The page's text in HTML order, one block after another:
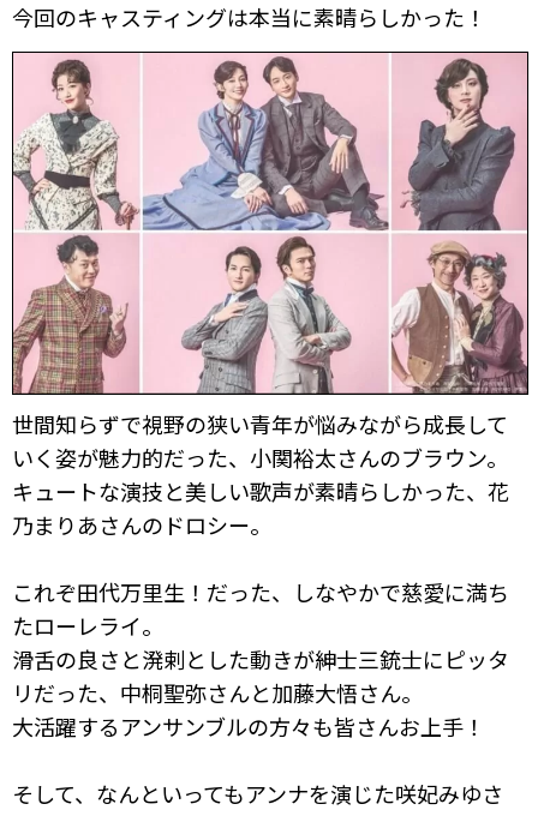
今回のキャスティングは本当に素晴らしかった！
世間知らずで視野の狭い青年が悩みながら成長して
いく姿が魅力的だった、小関裕太さんのブラウン。
キュートな演技と美しい歌声が素晴らしかった、花
乃まりあさんのドロシー。
これぞ田代万里生！だった、しなやかで慈愛に満ち
たローレライ。
滑舌の良さと溌剌とした動きが紳士三銃士にピッタ
リだった、中桐聖弥さんと加藤大悟さん。
大活躍するアンサンブルの方々も皆さんお上手！
そして、なんといってもアンナを演じた咲妃みゆさ